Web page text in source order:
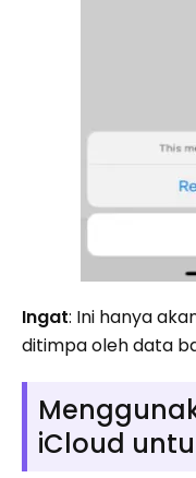
Ingat: Ini hanya
ditimpa oleh data
iCloud